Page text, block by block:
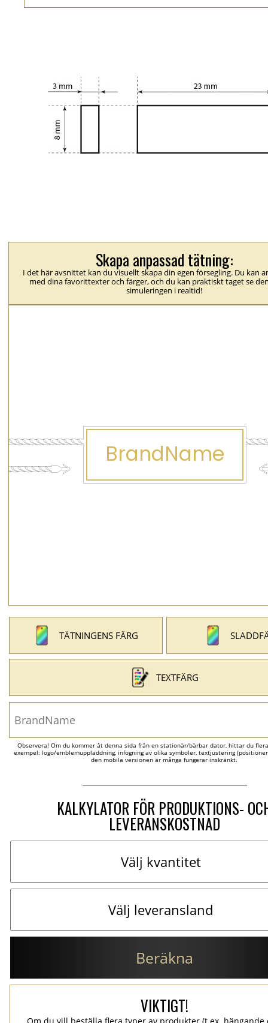
Skapa anpassad tätning:
I det här avsnittet kan du visuellt skapa din egen försegling. Du kan
med dina favorittexter och färger, och du kan praktiskt taget se
simuleringen i realtid!
TÄTNINGENS FÄRG
TEXTFÄRG
Observera! Om du kommer åt denna sida från en stationär/bärbar dator, hittar du
exempel: logo/emblemuppladdning, infogning av olika symboler, textjustering
den mobila versionen är många fungerar inskränkt.
KALKYLATOR FÖR PRODUKTIONS-
LEVERANSKOSTNAD
Beräkna
VIKTIGT!